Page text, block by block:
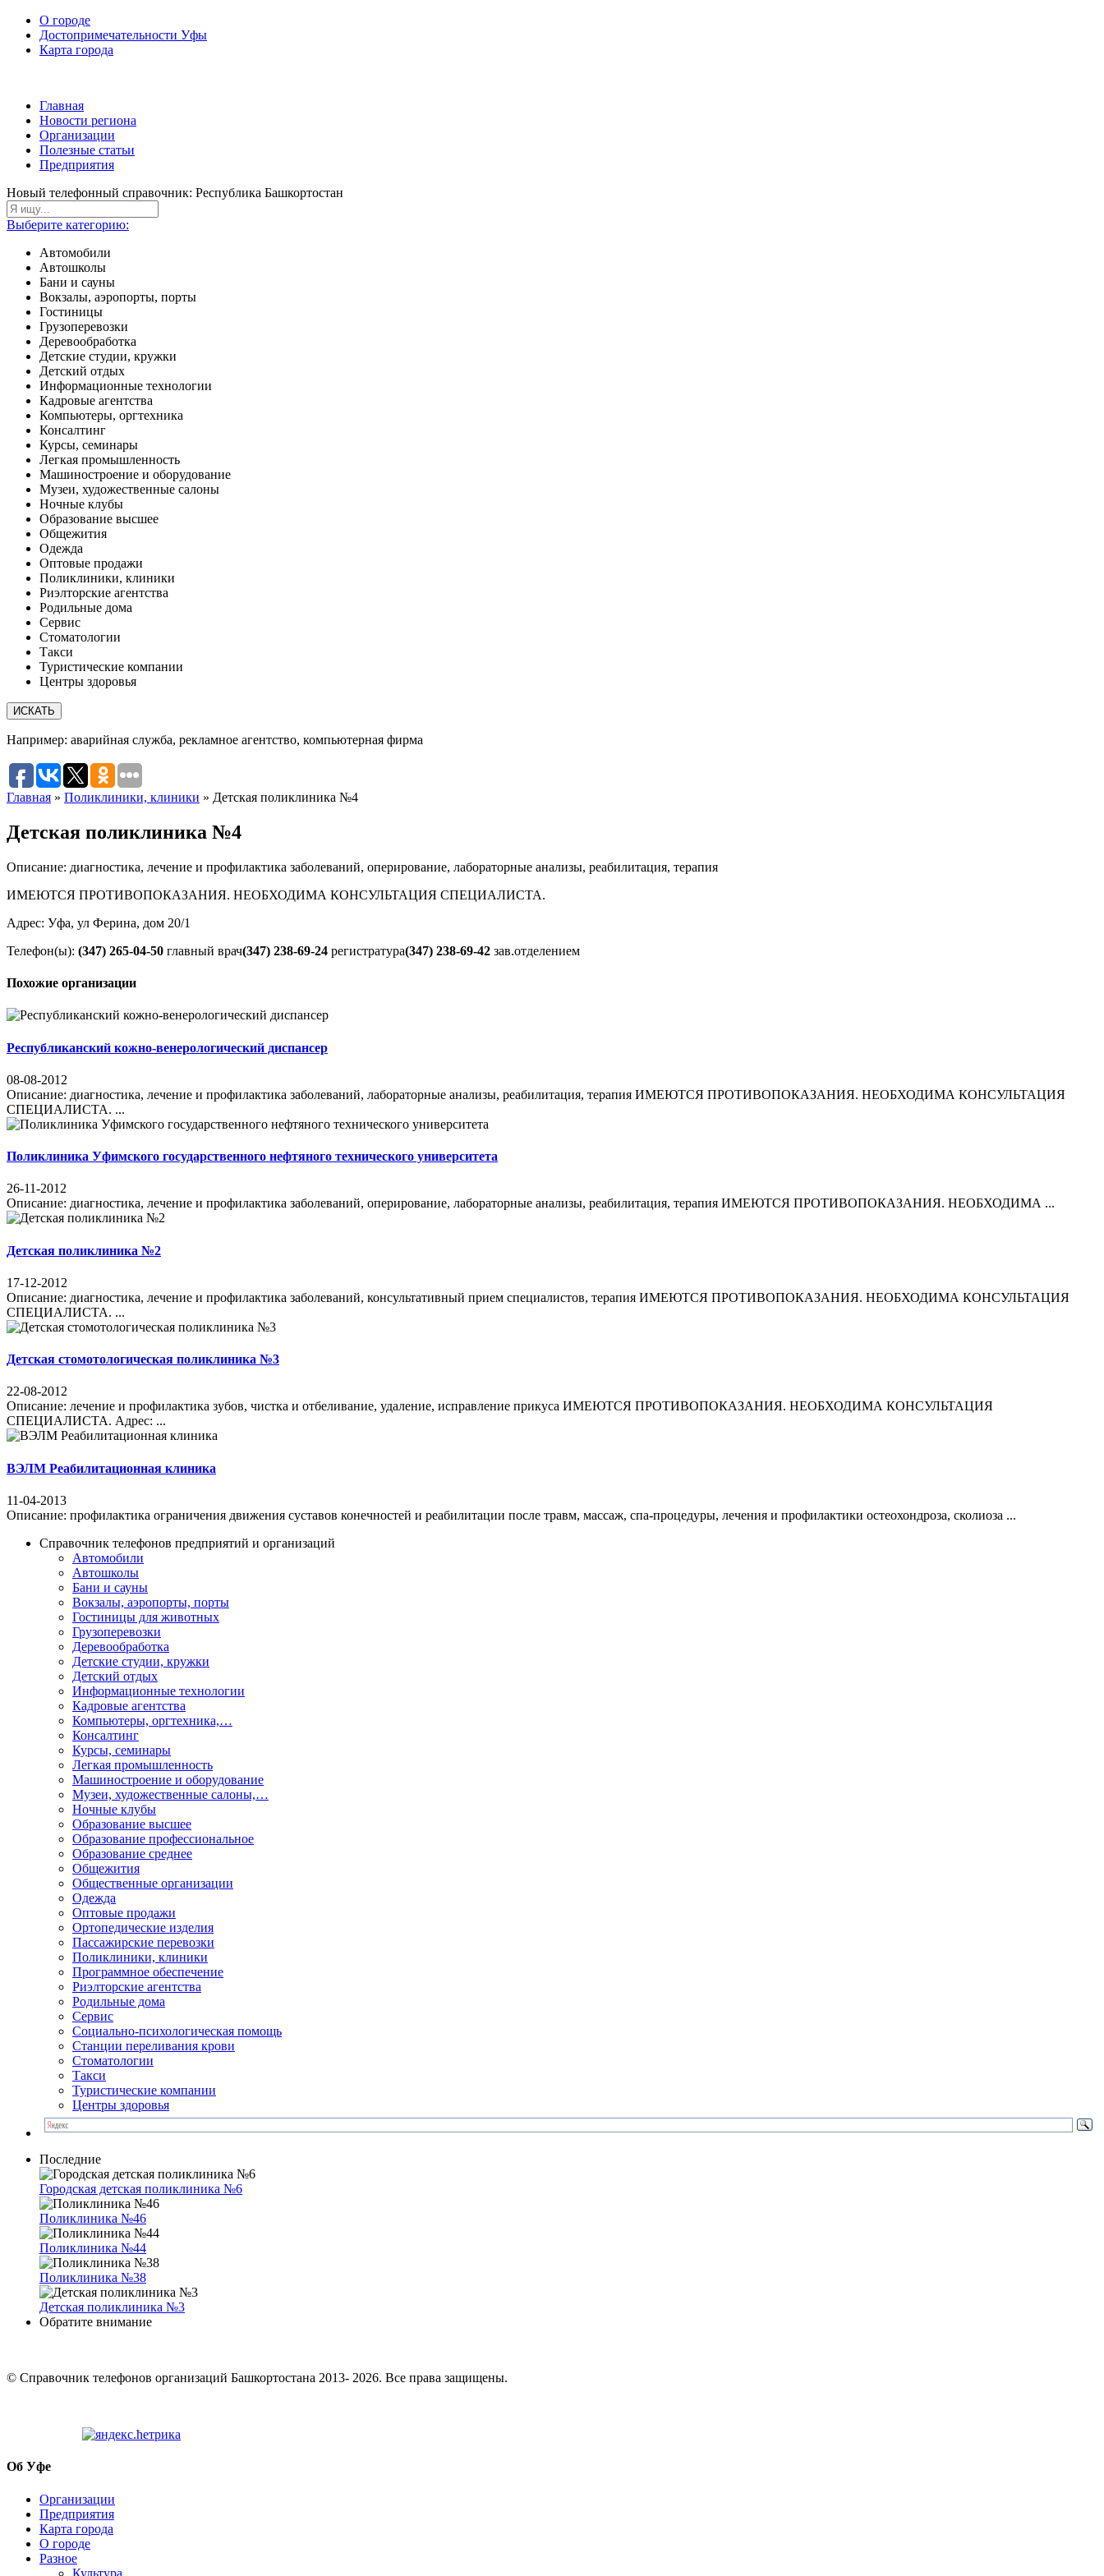
О городе
Достопримечательности Уфы
Карта города
Главная
Новости региона
Организации
Полезные статьи
Предприятия
Новый телефонный справочник: Республика Башкортостан
Выберите категорию:
Автомобили
Автошколы
Бани и сауны
Вокзалы, аэропорты, порты
Гостиницы
Грузоперевозки
Деревообработка
Детские студии, кружки
Детский отдых
Информационные технологии
Кадровые агентства
Компьютеры, оргтехника
Консалтинг
Курсы, семинары
Легкая промышленность
Машиностроение и оборудование
Музеи, художественные салоны
Ночные клубы
Образование высшее
Общежития
Одежда
Оптовые продажи
Поликлиники, клиники
Риэлторские агентства
Родильные дома
Сервис
Стоматологии
Такси
Туристические компании
Центры здоровья
Например: аварийная служба, рекламное агентство, компьютерная фирма
Главная » Поликлиники, клиники » Детская поликлиника №4
Детская поликлиника №4
Описание: диагностика, лечение и профилактика заболеваний, оперирование, лабораторные анализы, реабилитация, терапия
ИМЕЮТСЯ ПРОТИВОПОКАЗАНИЯ. НЕОБХОДИМА КОНСУЛЬТАЦИЯ СПЕЦИАЛИСТА.
Адрес: Уфа, ул Ферина, дом 20/1
Телефон(ы): (347) 265-04-50 главный врач(347) 238-69-24 регистратура(347) 238-69-42 зав.отделением
Похожие организации
Республиканский кожно-венерологический диспансер
08-08-2012
Описание: диагностика, лечение и профилактика заболеваний, лабораторные анализы, реабилитация, терапия ИМЕЮТСЯ ПРОТИВОПОКАЗАНИЯ. НЕОБХОДИМА КОНСУЛЬТАЦИЯ
СПЕЦИАЛИСТА. ...
Поликлиника Уфимского государственного нефтяного технического университета
26-11-2012
Описание: диагностика, лечение и профилактика заболеваний, оперирование, лабораторные анализы, реабилитация, терапия ИМЕЮТСЯ ПРОТИВОПОКАЗАНИЯ. НЕОБХОДИМА ...
Детская поликлиника №2
17-12-2012
Описание: диагностика, лечение и профилактика заболеваний, консультативный прием специалистов, терапия ИМЕЮТСЯ ПРОТИВОПОКАЗАНИЯ. НЕОБХОДИМА КОНСУЛЬТАЦИЯ
СПЕЦИАЛИСТА. ...
Детская стомотологическая поликлиника №3
22-08-2012
Описание: лечение и профилактика зубов, чистка и отбеливание, удаление, исправление прикуса ИМЕЮТСЯ ПРОТИВОПОКАЗАНИЯ. НЕОБХОДИМА КОНСУЛЬТАЦИЯ
СПЕЦИАЛИСТА. Адрес: ...
ВЭЛМ Реабилитационная клиника
11-04-2013
Описание: профилактика ограничения движения суставов конечностей и реабилитации после травм, массаж, спа-процедуры, лечения и профилактики остеохондроза, сколиоза ...
Справочник телефонов предприятий и организаций
Автомобили
Автошколы
Бани и сауны
Вокзалы, аэропорты, порты
Гостиницы для животных
Грузоперевозки
Деревообработка
Детские студии, кружки
Детский отдых
Информационные технологии
Кадровые агентства
Компьютеры, оргтехника,…
Консалтинг
Курсы, семинары
Легкая промышленность
Машиностроение и оборудование
Музеи, художественные салоны,…
Ночные клубы
Образование высшее
Образование профессиональное
Образование среднее
Общежития
Общественные организации
Одежда
Оптовые продажи
Ортопедические изделия
Пассажирские перевозки
Поликлиники, клиники
Программное обеспечение
Риэлторские агентства
Родильные дома
Сервис
Социально-психологическая помощь
Станции переливания крови
Стоматологии
Такси
Туристические компании
Центры здоровья
Последние
Городская детская поликлиника №6
Поликлиника №46
Поликлиника №44
Поликлиника №38
Детская поликлиника №3
Обратите внимание
© Cправочник телефонов организаций Башкортостана 2013- 2026. Все права защищены.
Об Уфе
Организации
Предприятия
Карта города
О городе
Разное
Культура